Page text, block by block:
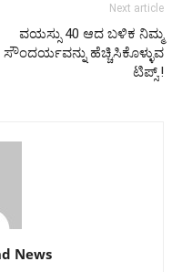
Next article
ವಯಸ್ಸು 40 ಆದ ಬಳಿಕ ನಿಮ್ಮ
ಸೌಂದರ್ಯವನ್ನು ಹೆಚ್ಚಿಸಿಕೊಳ್ಳುವ
ಟಿಪ್ಸ್.!
News